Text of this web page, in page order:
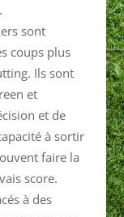
sont
coups plus
Ils sont
et
et de
à sortir
faire la
score.
à des